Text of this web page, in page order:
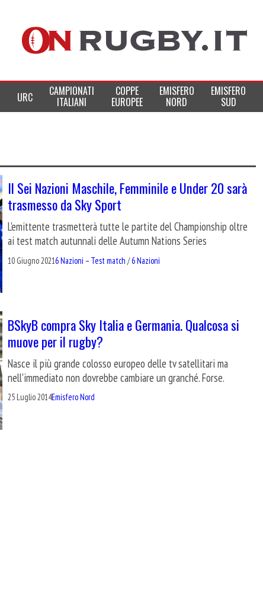
URC CAMPIONATI
ITALIANI
COPPE
EUROPEE
EMISFERO
NORD
EMISFERO
SUD
Il Sei Nazioni Maschile, Femminile e Under 20 sarà
trasmesso da Sky Sport
L'emittente trasmetterà tutte le partite del Championship oltre
ai test match autunnali delle Autumn Nations Series
10 Giugno 20216 Nazioni – Test match /6 Nazioni
BSkyB compra Sky Italia e Germania. Qualcosa si
muove per il rugby?
Nasce il più grande colosso europeo delle tv satellitari ma
nell'immediato non dovrebbe cambiare un granché. Forse.
25 Luglio 2014Emisfero Nord